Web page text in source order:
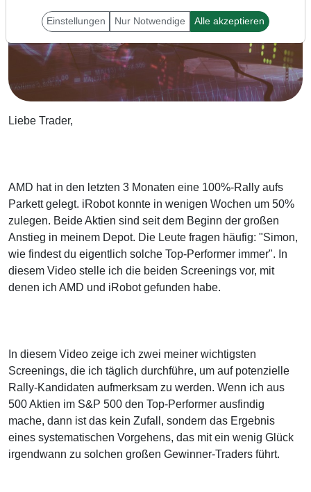
Liebe Trader,
AMD hat in den letzten 3 Monaten eine 100%-Rally aufs
Parkett gelegt. iRobot konnte in wenigen Wochen um 50%
zulegen. Beide Aktien sind seit dem Beginn der großen
Anstieg in meinem Depot. Die Leute fragen häufig: "Simon,
wie findest du eigentlich solche Top-Performer immer". In
diesem Video stelle ich die beiden Screenings vor, mit
denen ich AMD und iRobot gefunden habe.
In diesem Video zeige ich zwei meiner wichtigsten
Screenings, die ich täglich durchführe, um auf potenzielle
Rally-Kandidaten aufmerksam zu werden. Wenn ich aus
500 Aktien im S&P 500 den Top-Performer ausfindig
mache, dann ist das kein Zufall, sondern das Ergebnis
eines systematischen Vorgehens, das mit ein wenig Glück
irgendwann zu solchen großen Gewinner-Traders führt.
Einstellungen Nur Notwendige Alle akzeptieren